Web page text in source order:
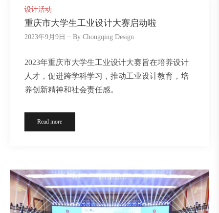
设计活动
重庆市大学生工业设计大赛启动啦
2023年9月9日 ByChongqing Design
2023年重庆市大学生工业设计大赛旨在培养设计
人才，促进跨学科学习，推动工业设计教育，培
养创新精神和社会责任感。
Read more